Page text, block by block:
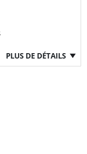
PLUS DE DÉTAILS